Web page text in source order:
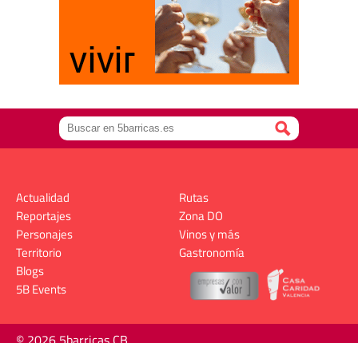
Actualidad
Reportajes
Personajes
Territorio
Rutas
Zona DO
Vinos y más
Gastronomía
Blogs
5B Events